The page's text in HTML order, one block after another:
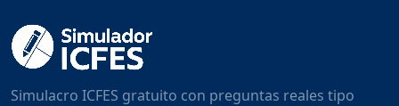
Simulacro ICFES gratuito con preguntas reales tipo